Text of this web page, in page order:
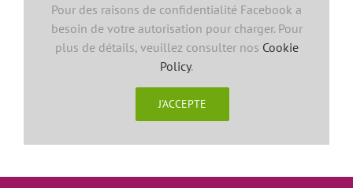
Pour des raisons de confidentialité Facebook a
besoin de votre autorisation pour charger. Pour
plus de détails, veuillez consulter nos Cookie
Policy.
J'ACCEPTE